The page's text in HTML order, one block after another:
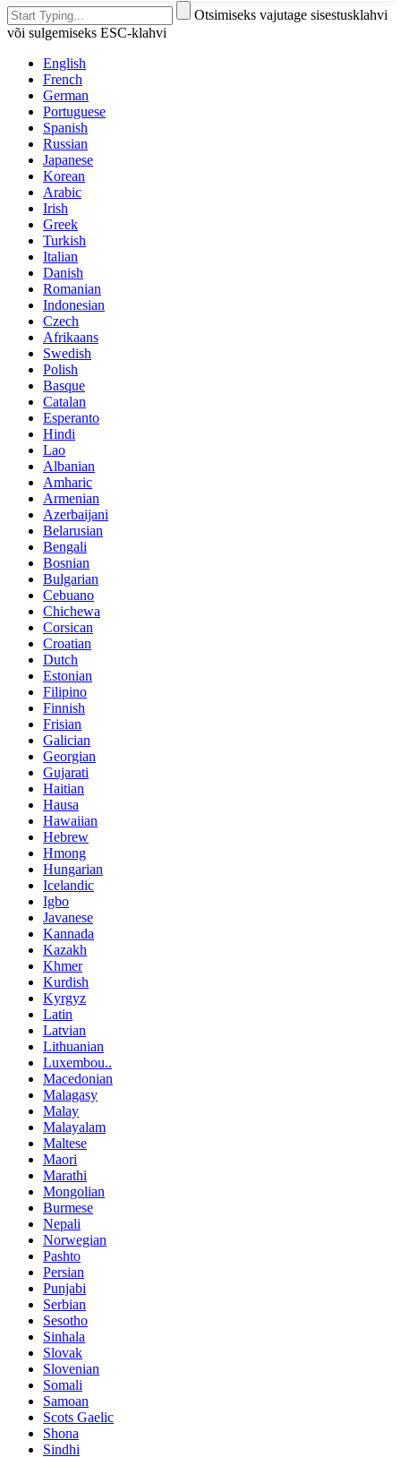
Otsimiseks vajutage sisestusklahvi
või sulgemiseks ESC-klahvi
English
French
German
Portuguese
Spanish
Russian
Japanese
Korean
Arabic
Irish
Greek
Turkish
Italian
Danish
Romanian
Indonesian
Czech
Afrikaans
Swedish
Polish
Basque
Catalan
Esperanto
Hindi
Lao
Albanian
Amharic
Armenian
Azerbaijani
Belarusian
Bengali
Bosnian
Bulgarian
Cebuano
Chichewa
Corsican
Croatian
Dutch
Estonian
Filipino
Finnish
Frisian
Galician
Georgian
Gujarati
Haitian
Hausa
Hawaiian
Hebrew
Hmong
Hungarian
Icelandic
Igbo
Javanese
Kannada
Kazakh
Khmer
Kurdish
Kyrgyz
Latin
Latvian
Lithuanian
Luxembou..
Macedonian
Malagasy
Malay
Malayalam
Maltese
Maori
Marathi
Mongolian
Burmese
Nepali
Norwegian
Pashto
Persian
Punjabi
Serbian
Sesotho
Sinhala
Slovak
Slovenian
Somali
Samoan
Scots Gaelic
Shona
Sindhi